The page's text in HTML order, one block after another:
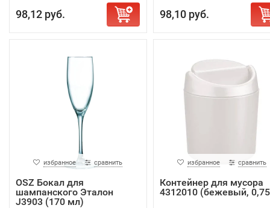
98,12 руб. 98,10 руб.
избранное сравнить
OSZ Бокал для
шампанского Эталон
J3903 (170 мл)
избранное сравнить
Контейнер для мусора
4312010 (бежевый,